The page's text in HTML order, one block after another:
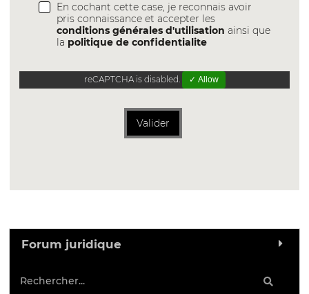
En cochant cette case, je reconnais avoir
pris connaissance et accepter les
conditions générales d'utilisation ainsi que
la politique de confidentialite
reCAPTCHA is disabled. ✓ Allow
Valider
Forum juridique